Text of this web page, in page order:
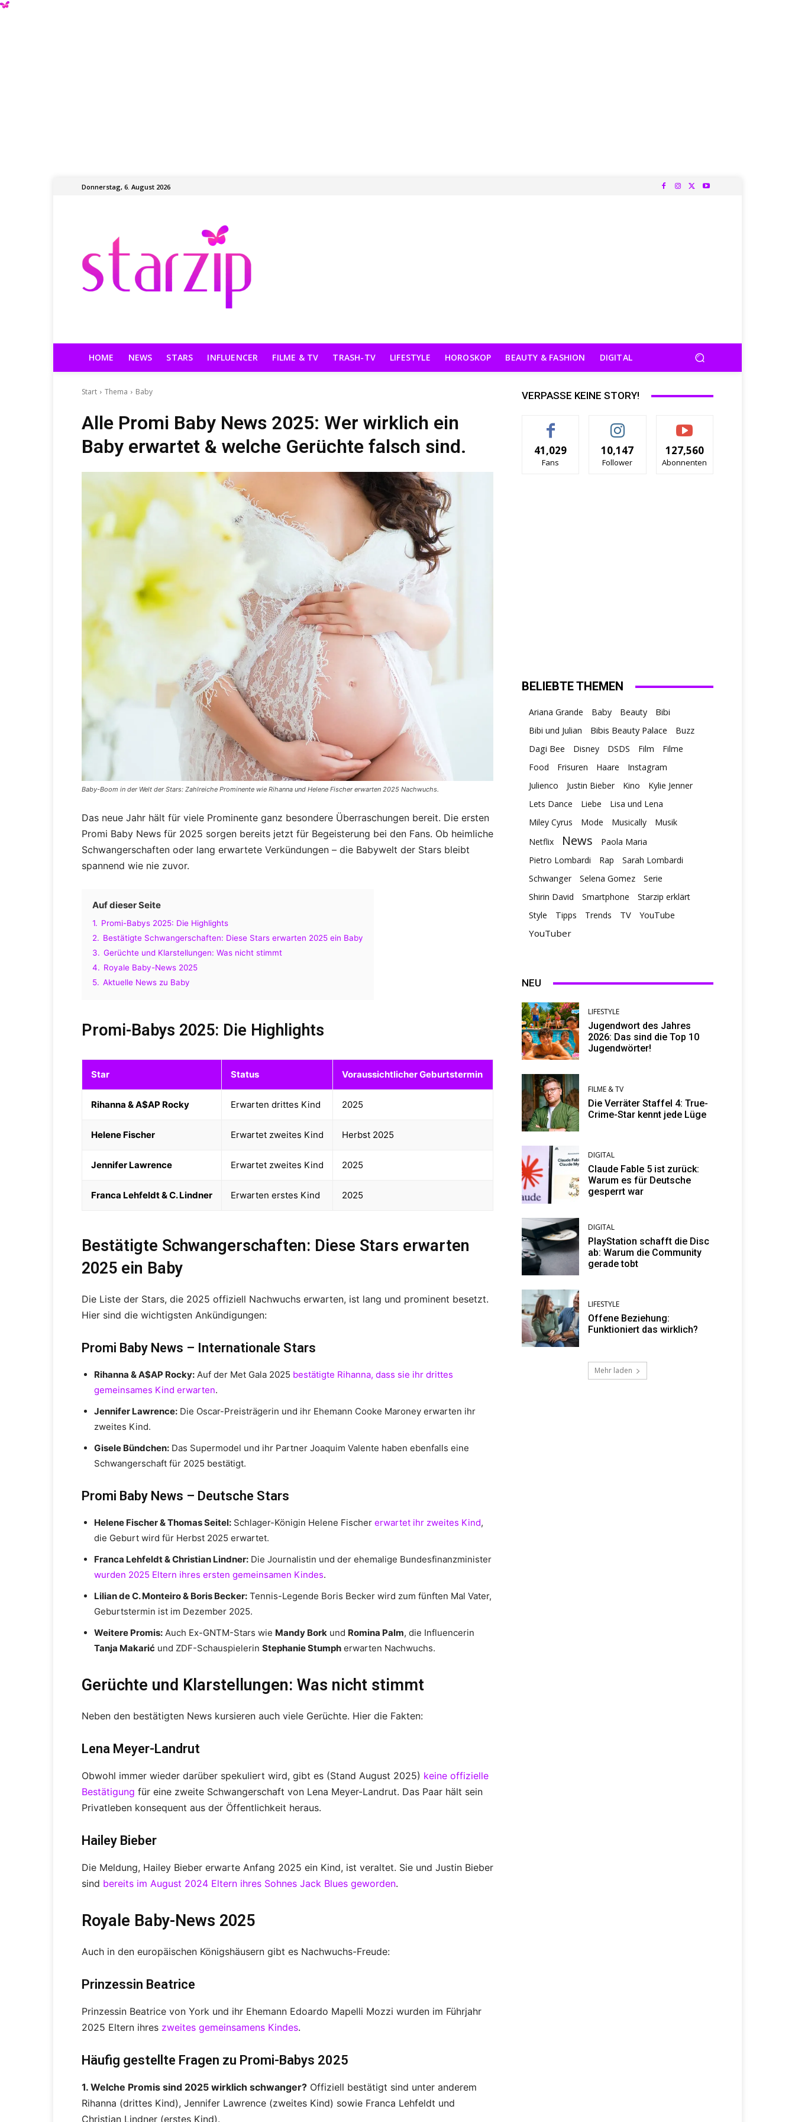
Donnerstag, 6. August 2026
HOME NEWS STARS INFLUENCER FILME & TV TRASH-TV LIFESTYLE HOROSKOP BEAUTY & FASHION DIGITAL
Start Thema Baby
Alle Promi Baby News 2025: Wer wirklich ein
Baby erwartet & welche Gerüchte falsch sind.
Baby-Boom in der Welt der Stars: Zahlreiche Prominente wie Rihanna und Helene Fischer erwarten 2025 Nachwuchs.
Das neue Jahr hält für viele Prominente ganz besondere Überraschungen bereit. Die ersten
Promi Baby News für 2025 sorgen bereits jetzt für Begeisterung bei den Fans. Ob heimliche
Schwangerschaften oder lang erwartete Verkündungen – die Babywelt der Stars bleibt
spannend wie nie zuvor.
Auf dieser Seite
1. Promi-Babys 2025: Die Highlights
2. Bestätigte Schwangerschaften: Diese Stars erwarten 2025 ein Baby
3. Gerüchte und Klarstellungen: Was nicht stimmt
4. Royale Baby-News 2025
5. Aktuelle News zu Baby
Promi-Babys 2025: Die Highlights
Star Status Voraussichtlicher Geburtstermin
Rihanna & A$AP Rocky Erwarten drittes Kind 2025
Helene Fischer Erwartet zweites Kind Herbst 2025
Jennifer Lawrence Erwartet zweites Kind 2025
Franca Lehfeldt & C. Lindner Erwarten erstes Kind 2025
Bestätigte Schwangerschaften: Diese Stars erwarten
2025 ein Baby
Die Liste der Stars, die 2025 offiziell Nachwuchs erwarten, ist lang und prominent besetzt.
Hier sind die wichtigsten Ankündigungen:
Promi Baby News – Internationale Stars
Rihanna & A$AP Rocky: Auf der Met Gala 2025 bestätigte Rihanna, dass sie ihr drittes
gemeinsames Kind erwarten.
Jennifer Lawrence: Die Oscar-Preisträgerin und ihr Ehemann Cooke Maroney erwarten ihr
zweites Kind.
Gisele Bündchen: Das Supermodel und ihr Partner Joaquim Valente haben ebenfalls eine
Schwangerschaft für 2025 bestätigt.
Promi Baby News – Deutsche Stars
Helene Fischer & Thomas Seitel: Schlager-Königin Helene Fischer erwartet ihr zweites Kind,
die Geburt wird für Herbst 2025 erwartet.
Franca Lehfeldt & Christian Lindner: Die Journalistin und der ehemalige Bundesfinanzminister
wurden 2025 Eltern ihres ersten gemeinsamen Kindes.
Lilian de C. Monteiro & Boris Becker: Tennis-Legende Boris Becker wird zum fünften Mal Vater,
Geburtstermin ist im Dezember 2025.
Weitere Promis: Auch Ex-GNTM-Stars wie Mandy Bork und Romina Palm, die Influencerin
Tanja Makarić und ZDF-Schauspielerin Stephanie Stumph erwarten Nachwuchs.
Gerüchte und Klarstellungen: Was nicht stimmt
Neben den bestätigten News kursieren auch viele Gerüchte. Hier die Fakten:
Lena Meyer-Landrut
Obwohl immer wieder darüber spekuliert wird, gibt es (Stand August 2025) keine offizielle
Bestätigung für eine zweite Schwangerschaft von Lena Meyer-Landrut. Das Paar hält sein
Privatleben konsequent aus der Öffentlichkeit heraus.
Hailey Bieber
Die Meldung, Hailey Bieber erwarte Anfang 2025 ein Kind, ist veraltet. Sie und Justin Bieber
sind bereits im August 2024 Eltern ihres Sohnes Jack Blues geworden.
Royale Baby-News 2025
Auch in den europäischen Königshäusern gibt es Nachwuchs-Freude:
Prinzessin Beatrice
Prinzessin Beatrice von York und ihr Ehemann Edoardo Mapelli Mozzi wurden im Führjahr
2025 Eltern ihres zweites gemeinsamens Kindes.
Häufig gestellte Fragen zu Promi-Babys 2025
1. Welche Promis sind 2025 wirklich schwanger? Offiziell bestätigt sind unter anderem
Rihanna (drittes Kind), Jennifer Lawrence (zweites Kind) sowie Franca Lehfeldt und
Christian Lindner (erstes Kind).
VERPASSE KEINE STORY!
41,029
Fans
10,147
Follower
127,560
Abonnenten
BELIEBTE THEMEN
Ariana Grande Baby Beauty
Bibi
Bibi und Julian
Bibis Beauty Palace
Buzz
Dagi Bee
Disney DSDS Film
Filme
Food
Frisuren Haare
Instagram
Julienco
Justin Bieber Kino
Kylie Jenner
Lets Dance
Liebe
Lisa und Lena
Miley Cyrus
Mode Musically
Musik
Netflix
News
Paola Maria
Pietro Lombardi
Rap
Sarah Lombardi
Schwanger
Selena Gomez
Serie
Shirin David
Smartphone
Starzip erklärt
Style
Tipps Trends TV YouTube
YouTuber
NEU
LIFESTYLE
Jugendwort des Jahres
2026: Das sind die Top 10
Jugendwörter!
FILME & TV
Die Verräter Staffel 4: True-
Crime-Star kennt jede Lüge
DIGITAL
Claude Fable 5 ist zurück:
Warum es für Deutsche
gesperrt war
DIGITAL
PlayStation schafft die Disc
ab: Warum die Community
gerade tobt
LIFESTYLE
Offene Beziehung:
Funktioniert das wirklich?
Mehr laden